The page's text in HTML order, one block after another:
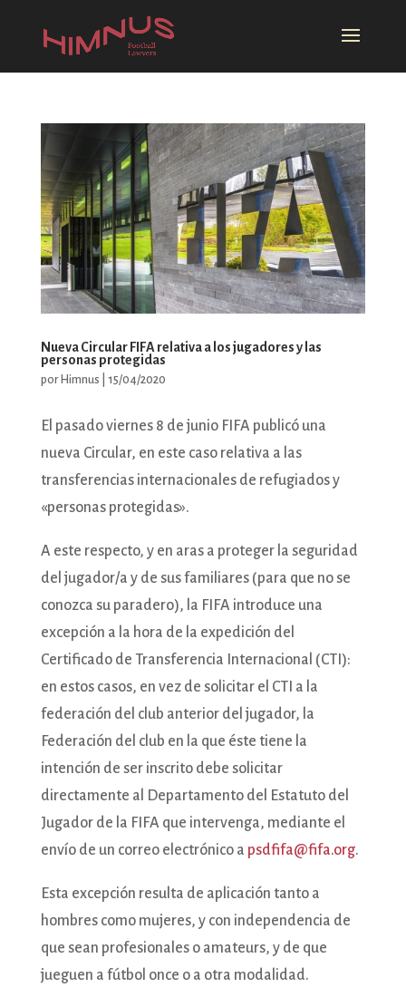
Nueva Circular FIFA relativa a los jugadores y las
personas protegidas
por Himnus 15/04/2020
El pasado viernes 8 de junio FIFA publicó una
nueva Circular, en este caso relativa a las
transferencias internacionales de refugiados y
«personas protegidas».
A este respecto, y en aras a proteger la seguridad
del jugador/a y de sus familiares (para que no se
conozca su paradero), la FIFA introduce una
excepción a la hora de la expedición del
Certificado de Transferencia Internacional (CTI):
en estos casos, en vez de solicitar el CTI a la
federación del club anterior del jugador, la
Federación del club en la que éste tiene la
intención de ser inscrito debe solicitar
directamente al Departamento del Estatuto del
Jugador de la FIFA que intervenga, mediante el
envío de un correo electrónico a psdfifa@fifa.org.
Esta excepción resulta de aplicación tanto a
hombres como mujeres, y con independencia de
que sean profesionales o amateurs, y de que
jueguen a fútbol once o a otra modalidad.